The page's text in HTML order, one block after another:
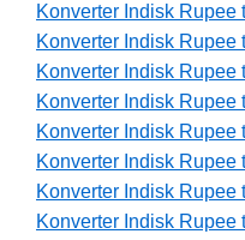
Konverter Indisk Rupee
Konverter Indisk
Konverter Indisk Rupee
Konverter Indisk Rupee
Konverter Indisk
Konverter Indisk
Konverter Indisk Rupee
Konverter Indisk